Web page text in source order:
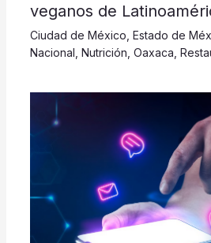
veganos de
Ciudad de México Estado de
Nacional Nutrición Oaxaca